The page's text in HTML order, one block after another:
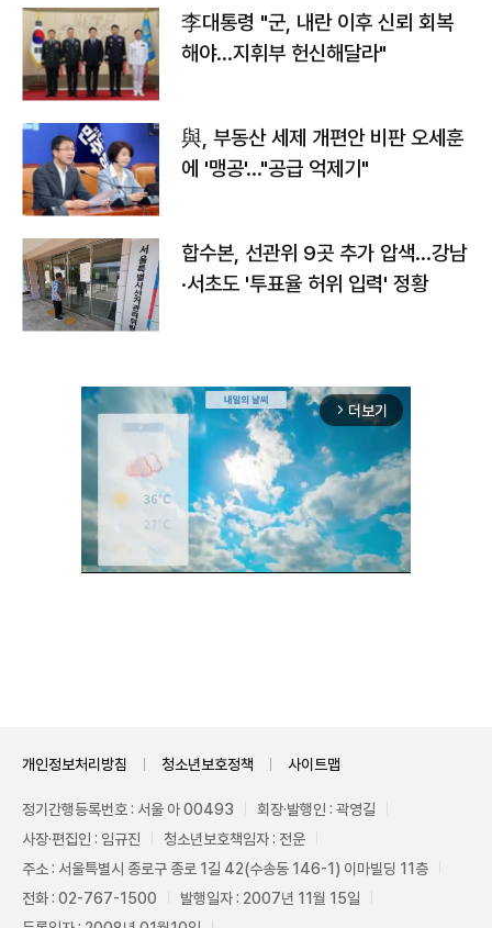
李대통령 "군, 내란 이후 신뢰 회복
해야…지휘부 헌신해달라"
與, 부동산 세제 개편안 비판 오세훈
에 '맹공'…"공급 억제기"
합수본, 선관위 9곳 추가 압색…강남
·서초도 '투표율 허위 입력' 정황
arrow_forward_ios 더보기
개인정보처리방침 청소년보호정책 사이트맵
정기간행등록번호 : 서울 아 00493
회장·발행인 : 곽영길
사장·편집인 : 임규진
청소년보호책임자 : 전운
주소 : 서울특별시 종로구 종로 1길 42(수송동 146-1) 이마빌딩 11층
전화 : 02-767-1500
발행일자 : 2007년 11월 15일